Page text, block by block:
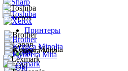
Принтеры